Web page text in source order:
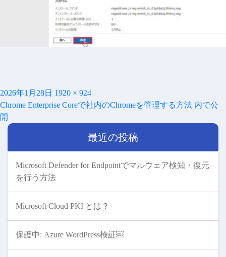
投
稿
日:
2026年1月28日 フ
ル
1920 × 924
投
稿
ナ
Chrome Enterprise Coreで社内のChromeを管理する方法 内で公
開
最近の投稿
Microsoft Defender for Endpointでマルウェア検知・復元
を行う方法
Microsoft Cloud PKI とは？
保護中: Azure WordPress検証￼